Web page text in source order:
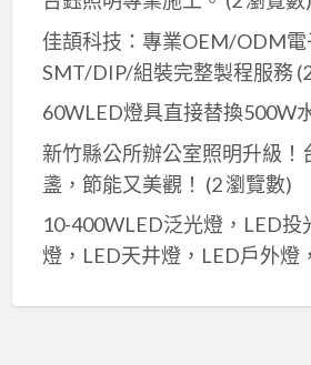
佳頡科技：專業OEM/ODM電
SMT/DIP/組裝完整製程服務
60WLED燈具直接替換500W
新竹縣公所辦公室照明升級！
盞，節能又美觀！ (2 瀏覽數)
10-400WLED泛光燈，LED投
燈，LED天井燈，LED戶外燈